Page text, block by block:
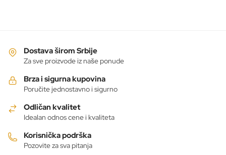
varijanti.
Opcije
biti
stranici
proizvoda.
Dostava širom Srbije
Za sve proizvode iz naše ponude
Brza i sigurna kupovina
Poručite jednostavno i sigurno
Odličan kvalitet
Idealan odnos cene i kvaliteta
Korisnička podrška
Pozovite za sva pitanja